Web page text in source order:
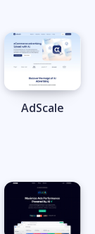
AdScale